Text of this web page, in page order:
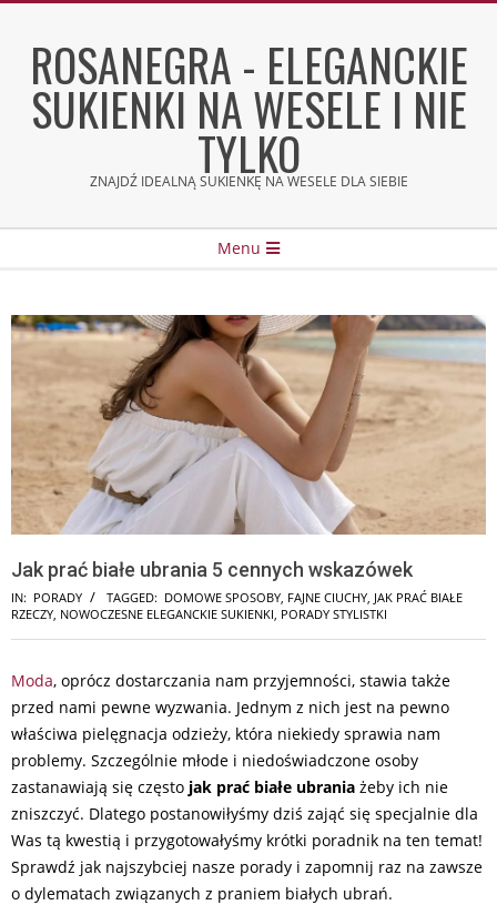
contentROSANEGRA - ELEGANCKIE
SUKIENKI NA WESELE I NIE
TYLKO
ZNAJDŹ IDEALNĄ SUKIENKĘ NA WESELE DLA SIEBIE
Menu
Jak prać białe ubrania 5 cennych wskazówek
IN: PORADY TAGGED: DOMOWE SPOSOBY FAJNE CIUCHY JAK PRAĆ BIAŁE
RZECZY NOWOCZESNE ELEGANCKIE SUKIENKI PORADY STYLISTKI
Moda, oprócz dostarczania nam przyjemności, stawia także
przed nami pewne wyzwania. Jednym z nich jest na pewno
właściwa pielęgnacja odzieży, która niekiedy sprawia nam
problemy. Szczególnie młode i niedoświadczone osoby
zastanawiają się często jak prać białe ubrania żeby ich nie
zniszczyć. Dlatego postanowiłyśmy dziś zająć się specjalnie dla
Was tą kwestią i przygotowałyśmy krótki poradnik na ten temat!
Sprawdź jak najszybciej nasze porady i zapomnij raz na zawsze
o dylematach związanych z praniem białych ubrań.